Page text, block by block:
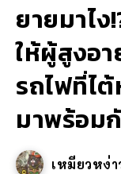
ยายมาไ
ให้ผู้สูงอ
รถไฟที่ไ
มาพร้อม
เหมียวหง่า